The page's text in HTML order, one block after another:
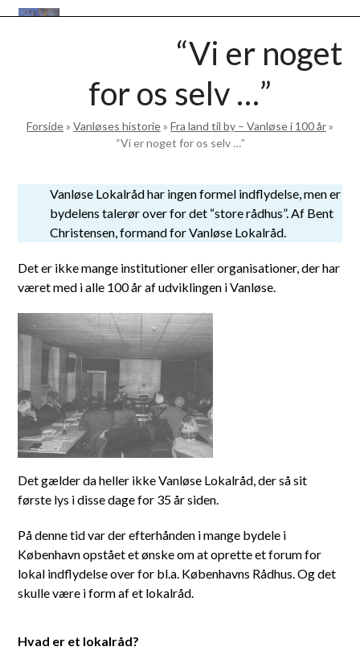
Skip
Open
Close
“Vi er noget
for os selv …”
Forside» Vanløses historie» Fra land til by – Vanløse i 100 år»
“Vi er noget for os selv …”
Vanløse Lokalråd har ingen formel indflydelse, men er
bydelens talerør over for det “store rådhus”. Af Bent
Christensen, formand for Vanløse Lokalråd.
Det er ikke mange institutioner eller organisationer, der har
været med i alle 100 år af udviklingen i Vanløse.
Det gælder da heller ikke Vanløse Lokalråd, der så sit
første lys i disse dage for 35 år siden.
På denne tid var der efterhånden i mange bydele i
København opstået et ønske om at oprette et forum for
lokal indflydelse over for bl.a. Københavns Rådhus. Og det
skulle være i form af et lokalråd.
Hvad er et lokalråd?